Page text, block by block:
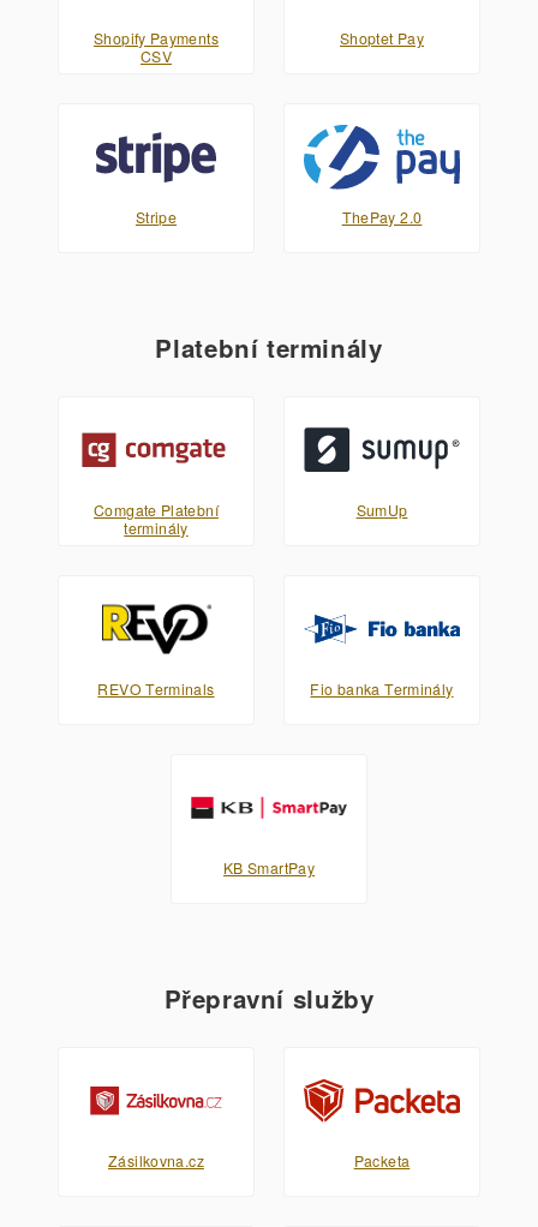
Shopify Payments
CSV
Shoptet Pay
Stripe ThePay 2.0
Platební terminály
Comgate Platební
terminály
SumUp
REVO Terminals Fio banka Terminály
KB SmartPay
Přepravní služby
Zásilkovna.cz Packeta